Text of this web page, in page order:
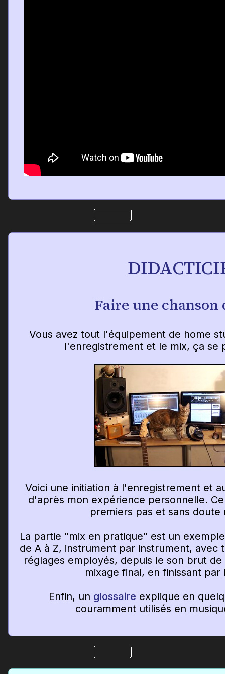
Faire une chanson
Vous avez tout l'équipement de home
l'enregistrement et le mix, ça se
Voici une initiation à l'enregistrement et
d'après mon expérience personnelle.
premiers pas et sans doute
La partie "mix en pratique" est un
de A à Z, instrument par instrument, avec
réglages employés, depuis le son brut
mixage final, en finissant par
Enfin, un glossaire explique en
couramment utilisés en